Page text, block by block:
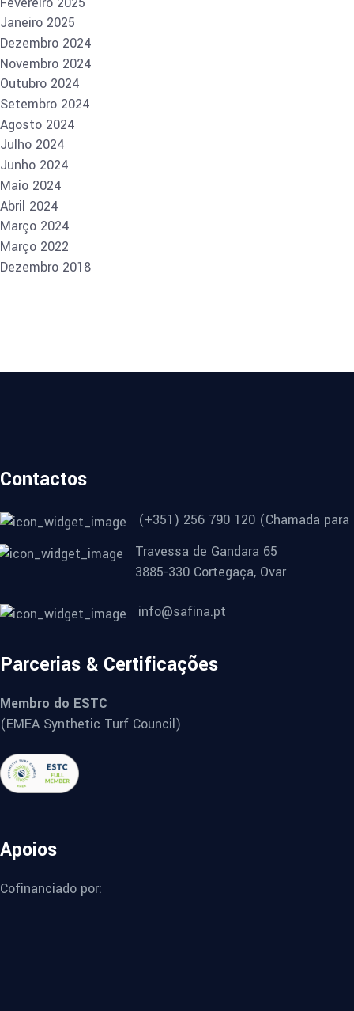
Janeiro 2025
Dezembro 2024
Novembro 2024
Outubro 2024
Setembro 2024
Agosto 2024
Julho 2024
Junho 2024
Maio 2024
Abril 2024
Março 2024
Março 2022
Dezembro 2018
Contactos
(+351) 256 790 120 (Chamada
Travessa de Gandara 65
3885-330 Cortegaça, Ovar
info@safina.pt
Parcerias & Certificações
Membro do ESTC
(EMEA Synthetic Turf Council)
Apoios
Cofinanciado por: